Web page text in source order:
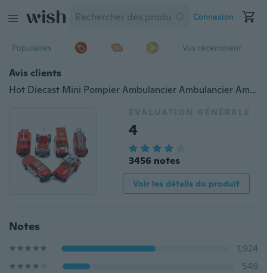
Connexion
Populaires Vus récemment
Avis clients
Hot Diecast Mini Pompier Ambulancier Ambulancier Ambulancier Camion de pompier Véhicules de Camionnette Modèle Classique Jouet Classique pour Enfants Cadeau de Noël pour Enfants
ÉVALUATION GÉNÉRALE
4
3456 notes
Voir les détails du produit
Notes
1,924
549